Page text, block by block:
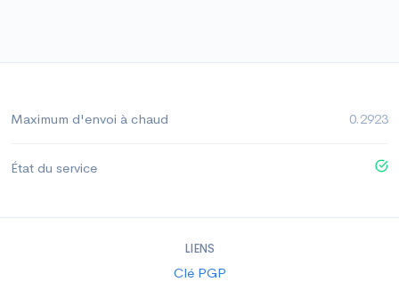
Maximum d'envoi à chaud 0.2923
État du service
LIENS
Clé PGP